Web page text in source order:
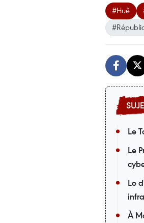
#Huê
Le
Le
Le
À